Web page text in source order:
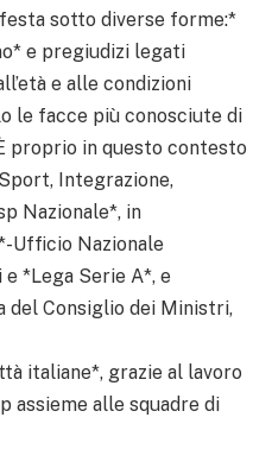
sotto diverse forme:*
e pregiudizi legati
e alle condizioni
le facce più conosciute di
proprio in questo contesto
Integrazione,
Nazionale*, in
Ufficio Nazionale
*Lega Serie A*, e
del Consiglio dei Ministri,
italiane*, grazie al lavoro
assieme alle squadre di